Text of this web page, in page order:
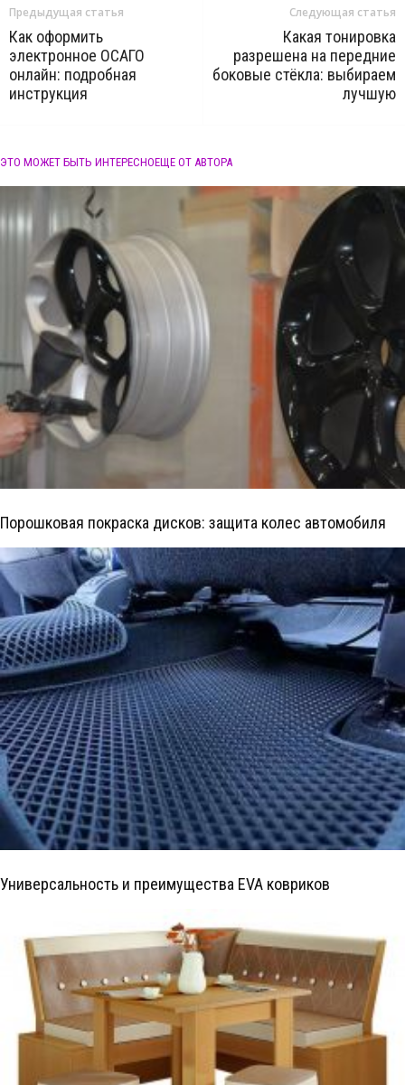
Предыдущая статья
Как оформить
электронное ОСАГО
онлайн: подробная
инструкция
Следующая статья
Какая тонировка
разрешена на передние
боковые стёкла: выбираем
лучшую
ЭТО МОЖЕТ БЫТЬ ИНТЕРЕСНОЕЩЕ ОТ АВТОРА
Порошковая покраска дисков: защита колес автомобиля
Универсальность и преимущества EVA ковриков